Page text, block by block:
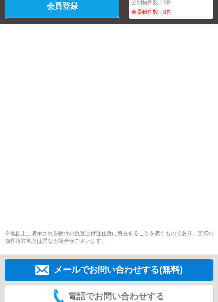
会員登録 公開物件数：0件
会員物件数：0件
※地図上に表示される物件の位置は付近住所に所在することを表すものであり、実際の
物件所在地とは異なる場合がございます。
メールでお問い合わせする(無料)
電話でお問い合わせする